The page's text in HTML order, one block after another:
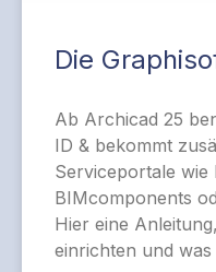
Die
Ab Archicad 25
ID & bekommt
Serviceportale wie
BIMcomponents
Hier eine
einrichten und